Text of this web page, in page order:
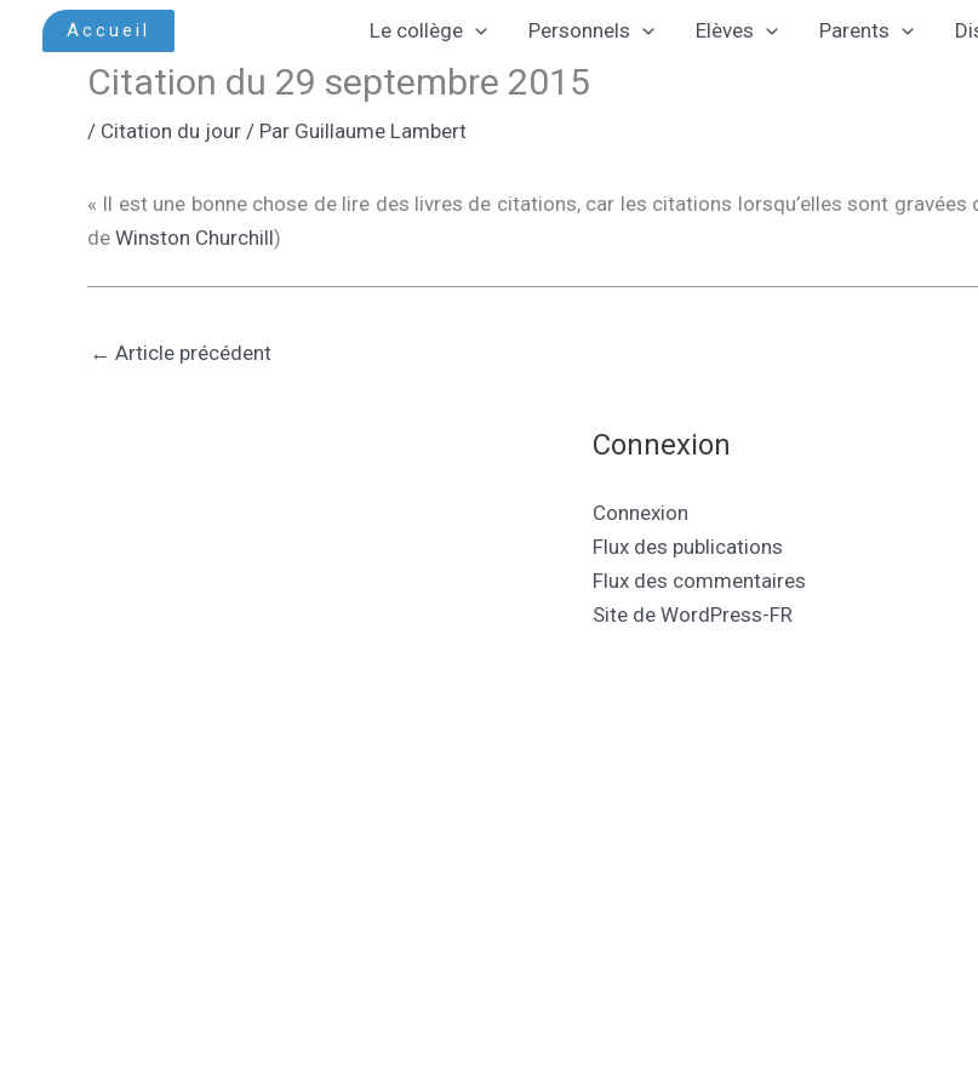
Accueil Le collège Personnels Elèves Parents
Citation du 29 septembre 2015
/ Citation du jour / Par Guillaume Lambert
« Il est une bonne chose de lire des livres de citations, car les citations lorsqu’elles sont
de Winston Churchill)
← Article précédent
Connexion
Connexion
Flux des publications
Flux des commentaires
Site de WordPress-FR